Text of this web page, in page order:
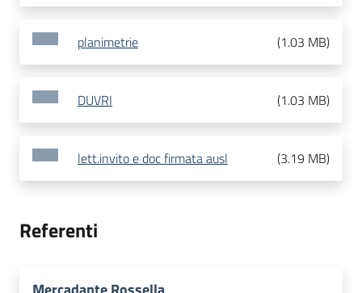
planimetrie (1.03 MB)
DUVRI (1.03 MB)
lett.invito e doc firmata ausl (3.19 MB)
Referenti